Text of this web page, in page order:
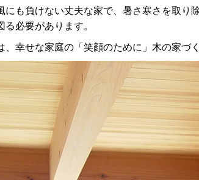
にも負けない丈夫な家で、暑さ寒さを取り
る必要があります。
、幸せな家庭の「笑顔のために」木の家づ